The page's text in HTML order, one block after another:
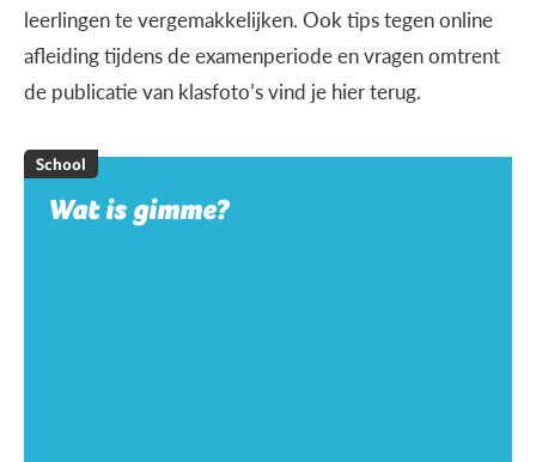
leerlingen te vergemakkelijken. Ook tips tegen online
afleiding tijdens de examenperiode en vragen omtrent
de publicatie van klasfoto’s vind je hier terug.
School
Wat is gimme?